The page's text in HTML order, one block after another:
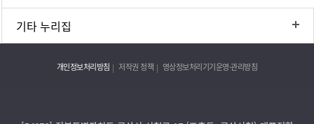
기타 누리집
개인정보처리방침 저작권 정책 영상정보처리기기운영·관리방침